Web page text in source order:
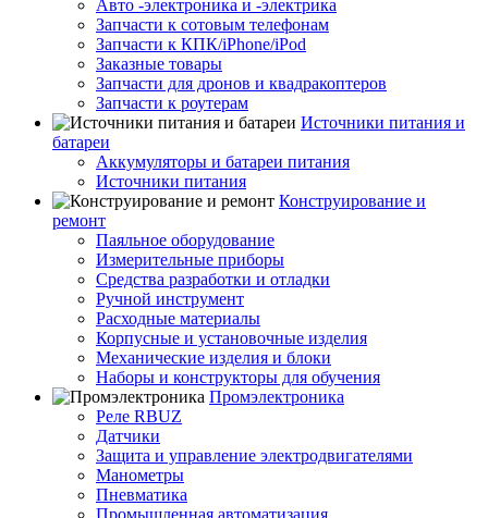
Авто -электроника и -электрика
Запчасти к сотовым телефонам
Запчасти к КПК/iPhone/iPod
Заказные товары
Запчасти для дронов и квадракоптеров
Запчасти к роутерам
Источники питания и
батареи
Аккумуляторы и батареи питания
Источники питания
Конструирование и
ремонт
Паяльное оборудование
Измерительные приборы
Средства разработки и отладки
Ручной инструмент
Расходные материалы
Корпусные и установочные изделия
Механические изделия и блоки
Наборы и конструкторы для обучения
Промэлектроника
Реле RBUZ
Датчики
Защита и управление электродвигателями
Манометры
Пневматика
Промышленная автоматизация